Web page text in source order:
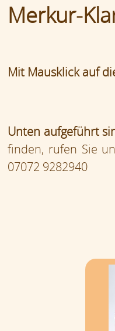
Merkur-
Mit Mausklick auf
Unten aufgeführt
finden, rufen Sie
07072 9282940